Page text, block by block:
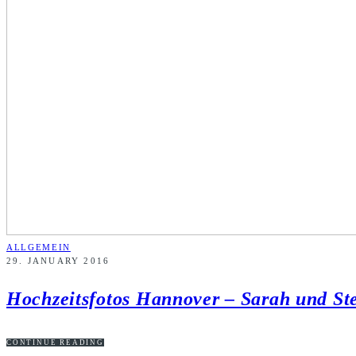
ALLGEMEIN
29. JANUARY 2016
Hochzeitsfotos Hannover – Sarah und
CONTINUE READING